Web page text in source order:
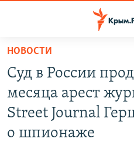
Вернуться
основному
содержанию
Вернутся
главной
СПЕЦПРОЕКТЫ
ВОДА
НОВОСТИ
Суд в России
месяца арест
Street Journal
о шпионаже